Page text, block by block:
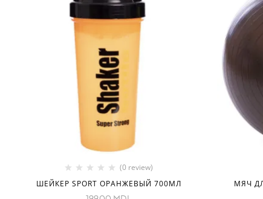
(0 review)
ШЕЙКЕР SPORT ОРАНЖЕВЫЙ 700МЛ
МЯЧ